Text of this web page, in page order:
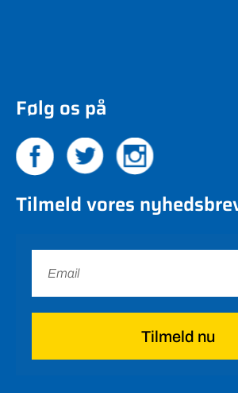
Følg os på